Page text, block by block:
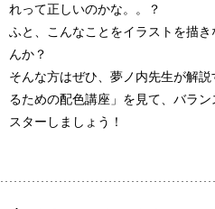
れって正しいのかな。。？
ふと、こんなことをイラストを描
んか？
そんな方はぜひ、夢ノ内先生が解
るための配色講座」を見て、バラン
スターしましょう！